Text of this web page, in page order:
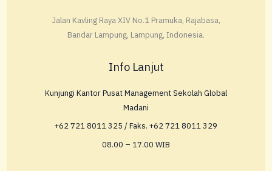
Jalan Kavling Raya XIV No.1 Pramuka, Rajabasa,
Bandar Lampung, Lampung, Indonesia.
Info Lanjut
Kunjungi Kantor Pusat Management Sekolah Global
Madani
+62 721 8011 325 / Faks. +62 721 8011 329
08.00 – 17.00 WIB